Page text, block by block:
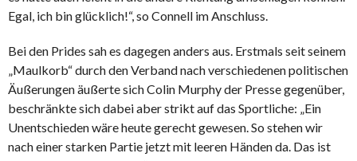
Egal, ich bin glücklich!“, so Connell im Anschluss.
Bei den Prides sah es dagegen anders aus. Erstmals seit seinem
„Maulkorb“ durch den Verband nach verschiedenen politischen
Äußerungen äußerte sich Colin Murphy der Presse gegenüber,
beschränkte sich dabei aber strikt auf das Sportliche: „Ein
Unentschieden wäre heute gerecht gewesen. So stehen wir
nach einer starken Partie jetzt mit leeren Händen da. Das ist